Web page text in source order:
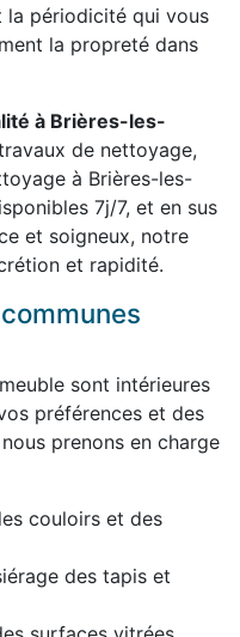
la périodicité qui vous
la propreté dans
à Brières-les-
de nettoyage,
à Brières-les-
7j/7, et en sus
et soigneux, notre
et rapidité.
sont intérieures
préférences et des
prenons en charge
couloirs et des
des tapis et